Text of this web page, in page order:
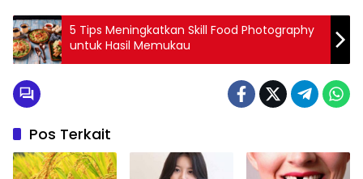
5 Tips Meningkatkan Skill Food Photography
untuk Hasil Memukau
Pos Terkait